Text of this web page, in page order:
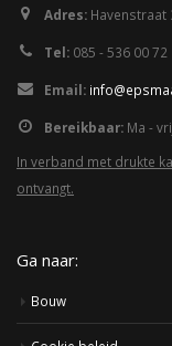
Adres: Havenstraat
Tel: 085 - 536 00 72
Email:
Bereikbaar: Ma -
In verband met drukte
ontvangt.
Ga naar:
Bouw